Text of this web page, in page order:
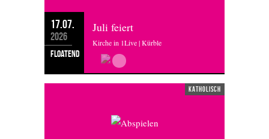
17.07.
2026
floatend
Juli feiert
Kirche in 1Live | Kürble
katholisch